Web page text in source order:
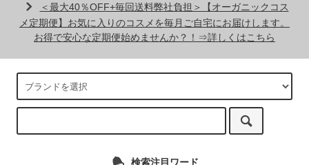
＜最大40％OFF+毎回送料弊社負担＞【オーガニックコス
メ定期便】お気に入りのコスメを毎月ご自宅にお届けします。
お得で安心な定期便始めませんか？！⇒詳しくはこちら
検索注目ワード